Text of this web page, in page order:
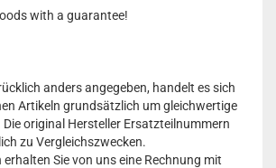
with a guarantee!
anders angegeben, handelt es sich
Artikeln grundsätzlich um gleichwertige
original Hersteller Ersatzteilnummern
zu Vergleichszwecken.
Sie von uns eine Rechnung mit